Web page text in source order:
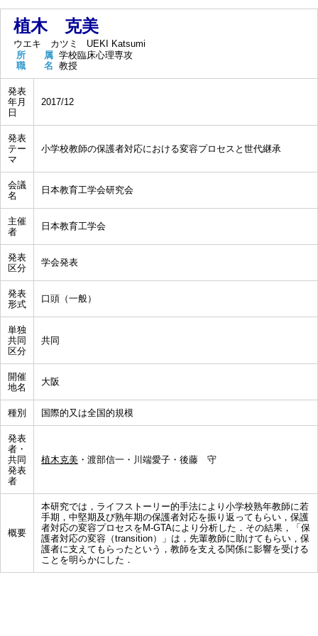
植木 克美
ウエキ カツミ
UEKI Katsumi
所 属 学校臨床心理専攻
職 名 教授
発表
年月
日
2017/12
発表
テー
マ
小学校教師の保護者対応における変容プロセスと世代継承
会議
名
日本教育工学会研究会
主催
者
日本教育工学会
発表
区分
学会発表
発表
形式
口頭（一般）
単独
共同
区分
共同
開催
地名
大阪
種別 国際的又は全国的規模
発表
者・
共同
発表
者
植木克美 ・渡部信一・川端愛子・後藤 守
概要
本研究では，ライフストーリー的手法により小学校熟年教師に若
手期，中堅期及び熟年期の保護者対応を振り返ってもらい，保護
者対応の変容プロセスをM-GTAにより分析した．その結果，「保
護者対応の変容（transition）」は，先輩教師に助けてもらい，保
護者に支えてもらったという，教師を支える関係に影響を受ける
ことを明らかにした．